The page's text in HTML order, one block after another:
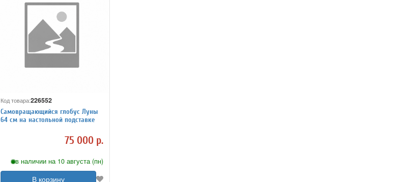
Код товара:226552
Самовращающийся глобус Луны
64 см на настольной подставке
75 000 р.
в наличии на 10 августа (пн)
В корзину